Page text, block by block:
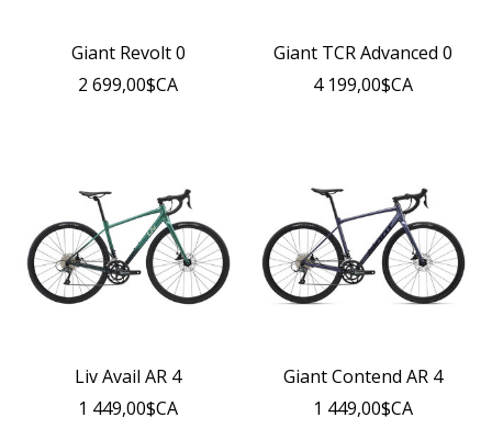
Giant Revolt 0
2 699,00$CA
Giant TCR Advanced 0
4 199,00$CA
Liv Avail AR 4
1 449,00$CA
Giant Contend AR 4
1 449,00$CA